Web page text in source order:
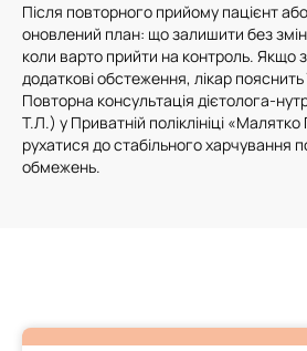
Після повторного прийому пацієнт
оновлений план: що залишити без
коли варто прийти на контроль. Якщо
додаткові обстеження, лікар пояснить
Повторна консультація дієтолога-
Т.Л.) у Приватній поліклініці
рухатися до стабільного харчування
обмежень.